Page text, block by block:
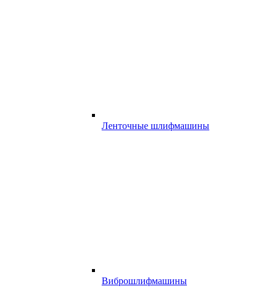
Ленточные шлифмашины
Виброшлифмашины